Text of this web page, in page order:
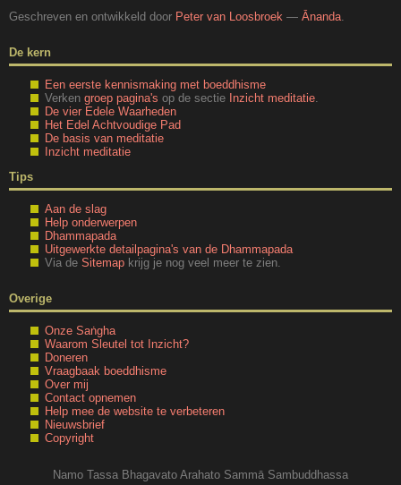
Geschreven en ontwikkeld door Peter van Loosbroek — Ānanda
De kern
Een eerste kennismaking met boeddhisme
Verken groep pagina's op de sectie Inzicht meditatie.
De vier Edele Waarheden
Het Edel Achtvoudige Pad
De basis van meditatie
Inzicht meditatie
Tips
Aan de slag
Help onderwerpen
Dhammapada
Uitgewerkte detailpagina's van de Dhammapada
Via de Sitemap krijg je nog veel meer te zien.
Overige
Onze Saṅgha
Waarom Sleutel tot Inzicht?
Doneren
Vraagbaak boeddhisme
Over mij
Contact opnemen
Help mee de website te verbeteren
Nieuwsbrief
Copyright
Namo Tassa Bhagavato Arahato Sammā Sambuddhassa